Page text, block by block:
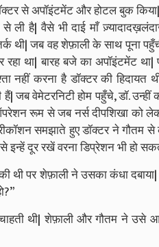
से अपॉइंटमेंट और होटल बुक किया|
से ली है| वैसे भी दाई माँ
थी| जब वह शेफ़ाली के साथ पूना
था| बारह बजे का अपॉइंटमेंट
नहीं करना है डॉक्टर की
हैं| जब वेमेटरनिटी होम पहुँचे, डॉ.
रूम से जब नर्स दीपशिखा को
समझाते हुए डॉक्टर ने गौतम
दूर रखें वरना डिप्रेशन भी हो
थी पर शेफ़ाली ने उसका कंधा
थी| शेफ़ाली और गौतम ने